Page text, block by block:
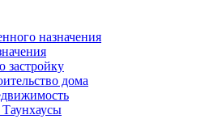
назначения
застройку
дома